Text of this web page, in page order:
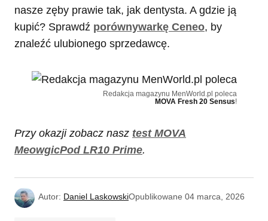
nasze zęby prawie tak, jak dentysta. A gdzie ją
kupić? Sprawdź porównywarkę Ceneo, by
znaleźć ulubionego sprzedawcę.
Redakcja magazynu MenWorld.pl poleca
MOVA Fresh 20 Sensus!
Przy okazji zobacz nasz test MOVA
MeowgicPod LR10 Prime.
Autor: Daniel LaskowskiOpublikowane 04 marca, 2026